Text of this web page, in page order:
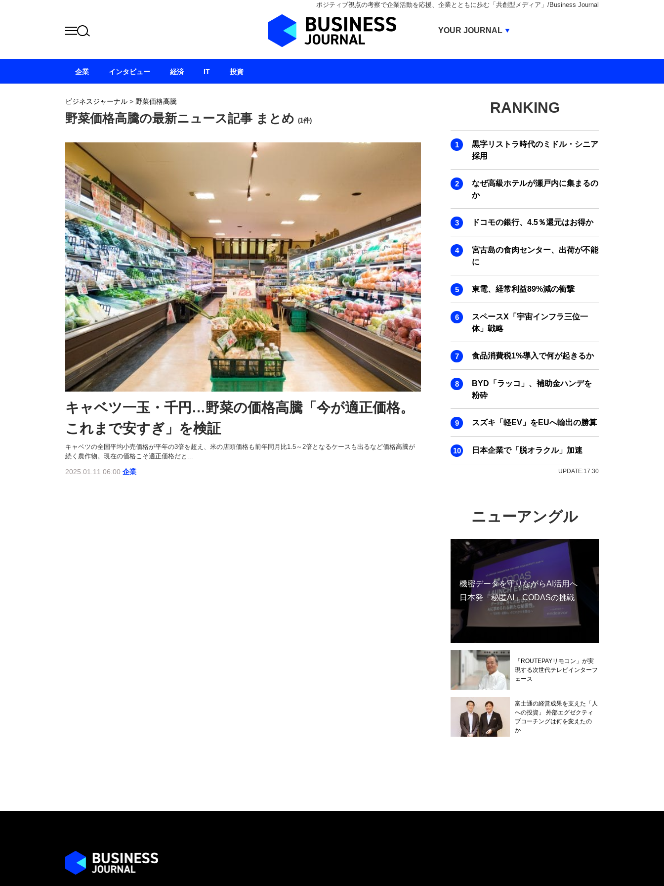
ポジティブ視点の考察で企業活動を応援、企業とともに歩む「共創型メディア」/Business Journal
ビジネスジャーナル > 野菜価格高騰
野菜価格高騰の最新ニュース記事 まとめ (1件)
キャベツ一玉・千円…野菜の価格高騰「今が適正価格。
これまで安すぎ」を検証
キャベツの全国平均小売価格が平年の3倍を超え、米の店頭価格も前年同月比1.5～2倍となるケースも出るなど価格高騰が
続く農作物。現在の価格こそ適正価格だと...
2025.01.11 06:00 企業
RANKING
黒字リストラ時代のミドル・シニア
採用
なぜ高級ホテルが瀬戸内に集まるの
か
ドコモの銀行、4.5％還元はお得か
宮古島の食肉センター、出荷が不能
に
東電、経常利益89%減の衝撃
スペースX「宇宙インフラ三位一
体」戦略
食品消費税1%導入で何が起きるか
BYD「ラッコ」、補助金ハンデを
粉砕
スズキ「軽EV」をEUへ輸出の勝算
日本企業で「脱オラクル」加速
UPDATE:17:30
ニューアングル
機密データを守りながらAI活用へ
日本発「秘匿AI」CODASの挑戦
「ROUTEPAYリモコン」が実
現する次世代テレビインターフ
ェース
富士通の経営成果を支えた「人
への投資」 外部エグゼクティ
ブコーチングは何を変えたの
か
企業 インタビュー 経済 IT 投資
YOUR JOURNAL
BUSINESS JOURNAL
IVS JOURNAL
ENERGY MANAGEMENT JOURNAL
INBOUND JOURNAL
LIFE ENDING JOURNAL
AI JOURNAL
SMART MARKETING JOURNAL
ADOPTABLE DOG JOURNAL